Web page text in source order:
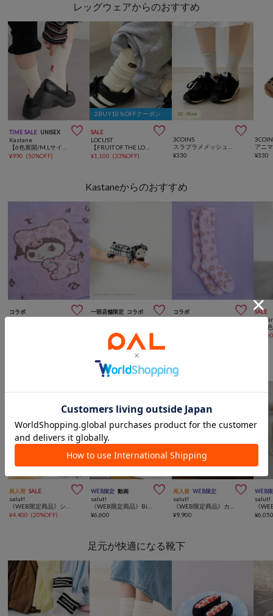
レッグウェアからのおすすめ
TIME SALE UNISEX 
Kastane
¥990 (50%OFF)
2BUY10％OFFクーポン
SALE 
LOCUST
¥1,100 (33%OFF)

3COINS
¥330
アニ
¥330
Kastaneからのおすすめ
コラボ 
Kastane
一部店舗限定 コラボ 
Kastane
3,630
コラボ 
Kastane
SALE
シンプルデザインの家具
再入荷 SALE 
salut!
¥4,400 (20%OFF)
WEB限定 動画 
salut!
¥6,600
再入荷 WEB限定 
salut!
¥9,900
WEB
salut!
¥
足元が快適になる靴下